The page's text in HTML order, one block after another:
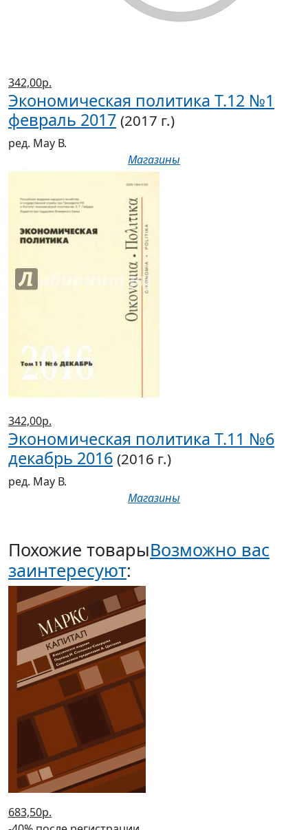
342,00р.
Экономическая политика Т.12 №1
февраль 2017 (2017 г.)
ред. Мау В.
Магазины
342,00р.
Экономическая политика Т.11 №6
декабрь 2016 (2016 г.)
ред. Мау В.
Магазины
Похожие товарыВозможно вас
заинтересуют:
683,50р.